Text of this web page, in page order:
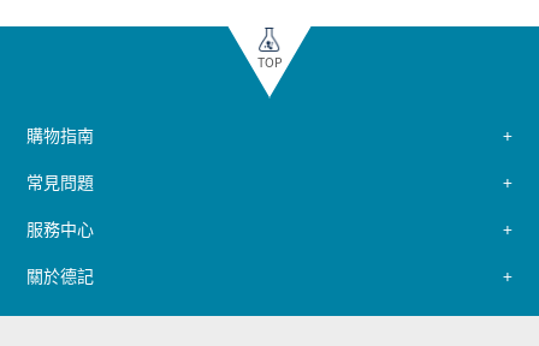
TOP
購物指南
常見問題
服務中心
關於德記